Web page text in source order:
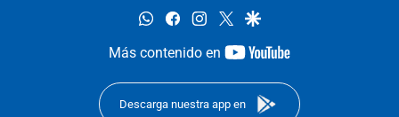
whatsappfacebookinstagram
twittergoogle
Más contenido en
youtube-
Descarga nuestra app en